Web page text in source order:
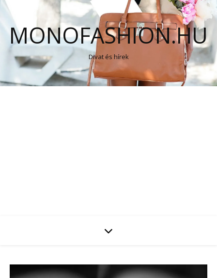
MONOFASHION.HU
Divat és hírek